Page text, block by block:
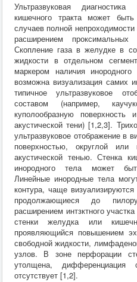
Ультразвуковая
кишечного тракта может
случаев полной
расширением
Скопление газа в желудке в
жидкости в отдельном
маркером наличия
возможна визуализация самих
типичное ультразвуковое
составом (например,
куполообразную поверхность
акустической тени) [1,2,3].
ультразвуковое отображение в
поверхностью, округлой
акустической тенью. Стенка
инородного тела может
Линейные инородные тела
контура, чаще визуализируются
продолжающиеся до
расширением интзктного
стенки желудка или
проявляющийся повышением
свободной жидкости,
узлов. В зоне перфорации
утолщена,
отсутствует [1,2].